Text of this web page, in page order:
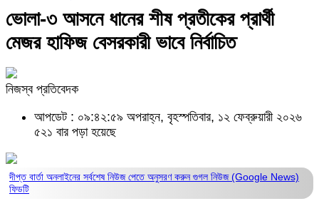
ভোলা-৩ আসনে ধানের শীষ প্রতীকের প্রার্থী
মেজর হাফিজ বেসরকারী ভাবে নির্বাচিত
নিজস্ব প্রতিবেদক
আপডেট : ০৯:৪২:৫৯ অপরাহ্ন, বৃহস্পতিবার, ১২ ফেব্রুয়ারী ২০২৬
৫২১ বার পড়া হয়েছে
দীপ্ত বার্তা অনলাইনের সর্বশেষ নিউজ পেতে অনুসরণ করুনগুগল নিউজ (Google News)
ফিডটি